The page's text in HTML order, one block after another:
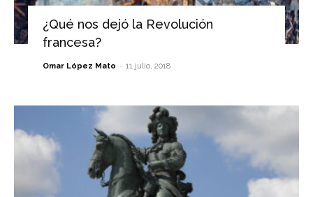
¿Qué nos dejó la Revolución
francesa?
Omar López Mato - 11 julio, 2018